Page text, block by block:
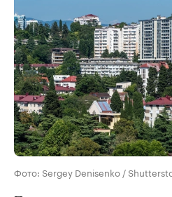
Фото: Sergey Denisenko /